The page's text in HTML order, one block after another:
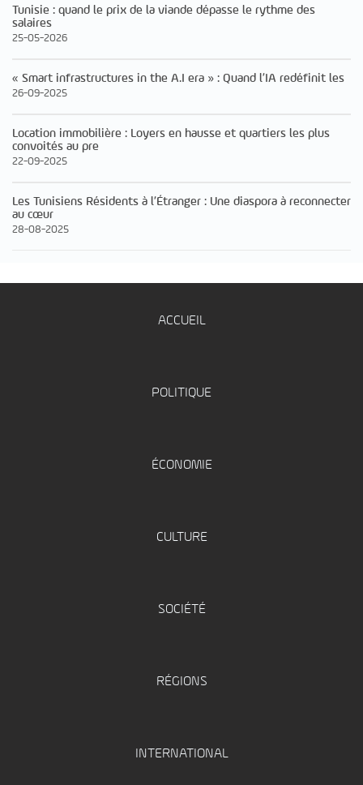
Tunisie : quand le prix de la viande dépasse le rythme des
salaires
25-05-2026
« Smart infrastructures in the A.I era » : Quand l’IA redéfinit les
26-09-2025
Location immobilière : Loyers en hausse et quartiers les plus
convoités au pre
22-09-2025
Les Tunisiens Résidents à l’Étranger : Une diaspora à reconnecter
au cœur
28-08-2025
ACCUEIL
POLITIQUE
ÉCONOMIE
CULTURE
SOCIÉTÉ
RÉGIONS
INTERNATIONAL